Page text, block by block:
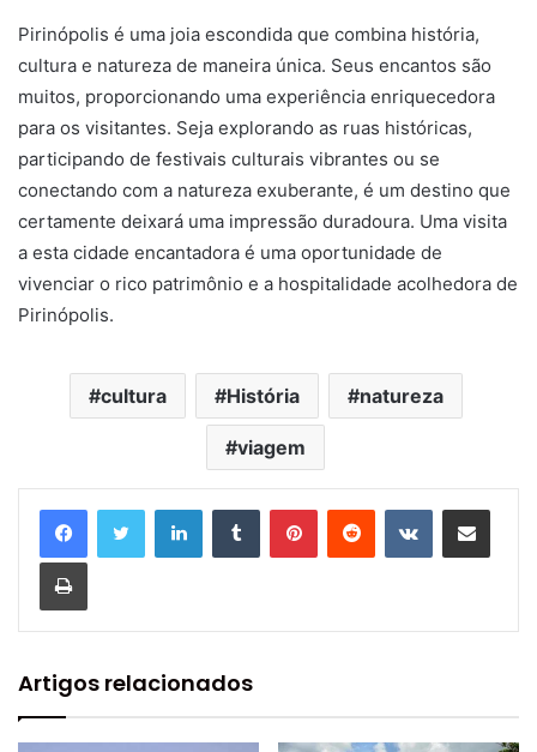
Pirinópolis é uma joia escondida que combina história,
cultura e natureza de maneira única. Seus encantos são
muitos, proporcionando uma experiência enriquecedora
para os visitantes. Seja explorando as ruas históricas,
participando de festivais culturais vibrantes ou se
conectando com a natureza exuberante, é um destino que
certamente deixará uma impressão duradoura. Uma visita
a esta cidade encantadora é uma oportunidade de
vivenciar o rico patrimônio e a hospitalidade acolhedora de
Pirinópolis.
cultura História natureza
viagem
Artigos relacionados